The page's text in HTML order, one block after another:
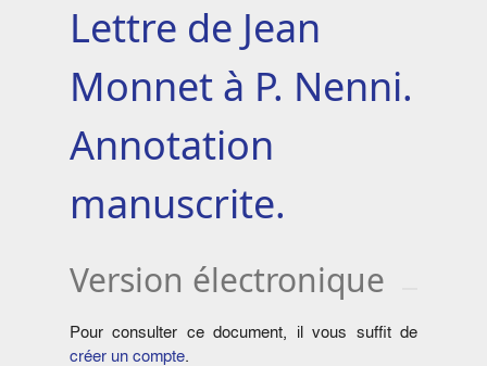
Lettre de Jean
Monnet à P. Nenni.
Annotation
manuscrite.
Version électronique
Pour consulter ce document, il vous suffit de
créer un compte.